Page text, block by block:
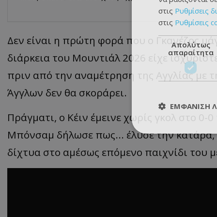
Δεν είναι η πρώτη φορά που ο Γκανέζος
διάρκεια του Μουντιάλ 2026 είχε
πριν από την αναμέτρηση της Αγγλίας με
Άγγλων δεν θα σκοράρει.
Πράγματι, ο Κέιν έμεινε χωρίς γκολ στο
Μπόνσαμ δήλωσε πως... έλυσε την κατάρα,
δίχτυα στο αμέσως επόμενο παιχνίδι του
στις Ρυθμίσεις
στις Ρυθμίσεις
Απολύτως
απαραίτητα
ΕΜΦΆΝΙΣΗ